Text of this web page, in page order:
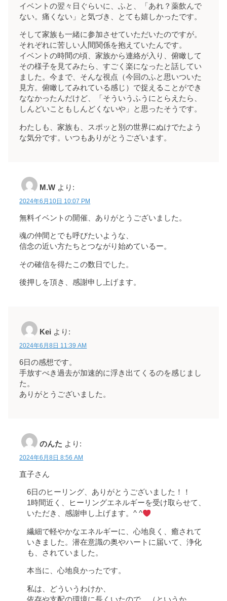
イベントの翌々日ぐらいに、ふと、「あれ？薬飲んで
ない。痛くない」と気づき、とても嬉しかったです。
そして家族も一緒に参加させていただいたのですが。
それぞれに苦しい人間関係を抱えていたんです。
イベントの時間の頃、家族から連絡が入り、俯瞰して
その様子を見てみたら、すごく楽になったと話してい
ました。今まで、そんな視点（今回のふと思いついた
見方。俯瞰してみれている感じ）で捉えることができ
ななかったんだけど、「そういうふうにとらえたら、
しんどいこともしんどくないや」と思ったそうです。
わたしも、家族も、スポッと別の世界にぬけでたよう
な気分です。いつもありがとうございます。
M.W より:
2024年6月10日 10:07 PM
無料イベントの開催、ありがとうございました。
魂の仲間とでも呼びたいような、
信念の近い方たちとつながり始めているー。
その確信を得たこの数日でした。
後押しを頂き、感謝申し上げます。
Kei より:
2024年6月8日 11:39 AM
6日の感想です。
手放すべき過去が加速的に浮き出てくるのを感じまし
た。
ありがとうございました。
のんた より:
2024年6月8日 8:56 AM
直子さん
6日のヒーリング、ありがとうございました！！
1時間近く、ヒーリングエネルギーを受け取らせて、
いただき、感謝申し上げます。^ ^
繊細で軽やかなエネルギーに、心地良く、癒されて
いきました。潜在意識の奥やハートに届いて、浄化
も、されていました。
本当に、心地良かったです。
私は、どういうわけか、
依存や支配の環境に長くいたので、（というか、